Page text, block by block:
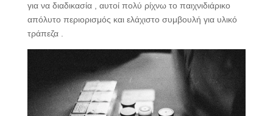
για να διαδικασία , αυτοί πολύ ρίχνω το παιχνιδιάρικο
απόλυτο περιορισμός και ελάχιστο συμβουλή για υλικό
τράπεζα .